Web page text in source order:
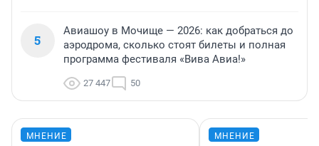
5
Авиашоу в Мочище — 2026: как добраться до
аэродрома, сколько стоят билеты и полная
программа фестиваля «Вива Авиа!»
27 447 50
МНЕНИЕ МНЕНИЕ